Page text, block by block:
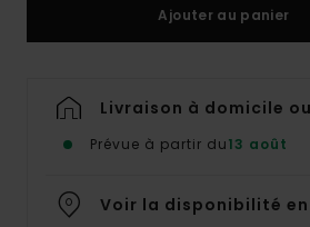
Ajouter au panier
Livraison à domicile
Prévue à partir du13 août
Voir la disponibilité